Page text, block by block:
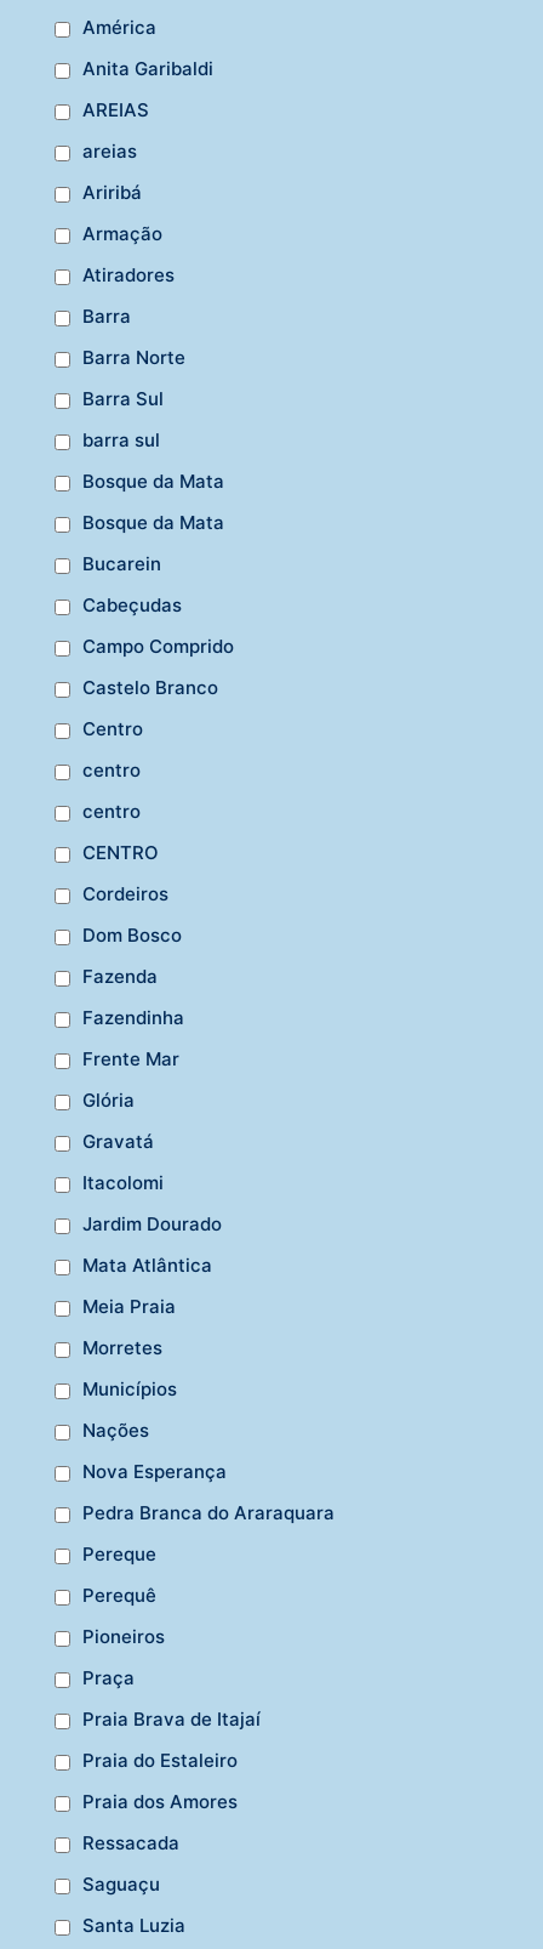
América
Anita Garibaldi
AREIAS
areias
Ariribá
Armação
Atiradores
Barra
Barra Norte
Barra Sul
barra sul
Bosque da Mata
Bosque da Mata
Bucarein
Cabeçudas
Campo Comprido
Castelo Branco
Centro
centro
centro
CENTRO
Cordeiros
Dom Bosco
Fazenda
Fazendinha
Frente Mar
Glória
Gravatá
Itacolomi
Jardim Dourado
Mata Atlântica
Meia Praia
Morretes
Municípios
Nações
Nova Esperança
Pedra Branca do Araraquara
Pereque
Perequê
Pioneiros
Praça
Praia Brava de Itajaí
Praia do Estaleiro
Praia dos Amores
Ressacada
Saguaçu
Santa Luzia